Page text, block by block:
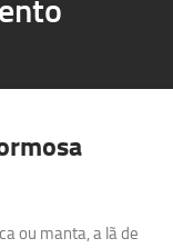
ou manta, a lã de